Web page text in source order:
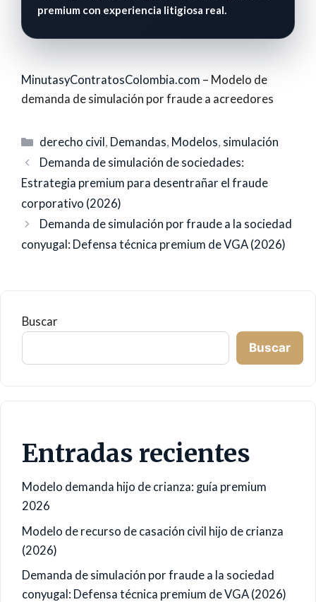
premium con experiencia litigiosa real.
MinutasyContratosColombia.com – Modelo de
demanda de simulación por fraude a acreedores
Categorías
derecho civil, Demandas, Modelos, simulación
Demanda de simulación de sociedades:
Estrategia premium para desentrañar el fraude
corporativo (2026)
Demanda de simulación por fraude a la sociedad
conyugal: Defensa técnica premium de VGA (2026)
Buscar
Buscar
Entradas recientes
Modelo demanda hijo de crianza: guía premium
2026
Modelo de recurso de casación civil hijo de crianza
(2026)
Demanda de simulación por fraude a la sociedad
conyugal: Defensa técnica premium de VGA (2026)